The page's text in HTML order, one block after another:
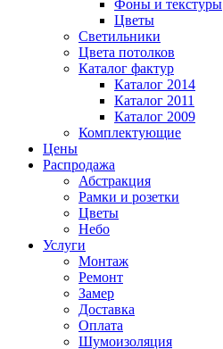
Фоны и текстуры
Цветы
Светильники
Цвета потолков
Каталог фактур
Каталог 2014
Каталог 2011
Каталог 2009
Комплектующие
Цены
Распродажа
Абстракция
Рамки и розетки
Цветы
Небо
Услуги
Монтаж
Ремонт
Замер
Доставка
Оплата
Шумоизоляция